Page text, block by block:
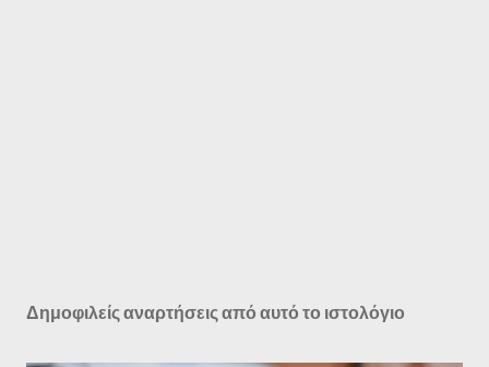
Δημοφιλείς αναρτήσεις από αυτό το ιστολόγιο